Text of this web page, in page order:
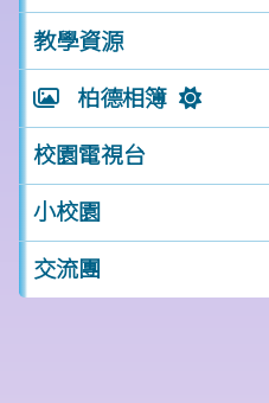
教學資源
柏德相簿
校園電視台
小校園
交流團